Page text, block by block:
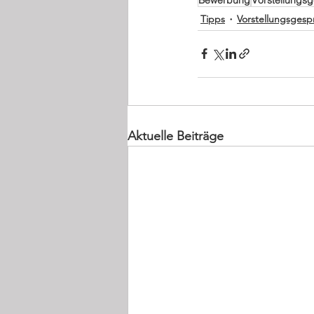
Tipps
Aktuelle Beiträge